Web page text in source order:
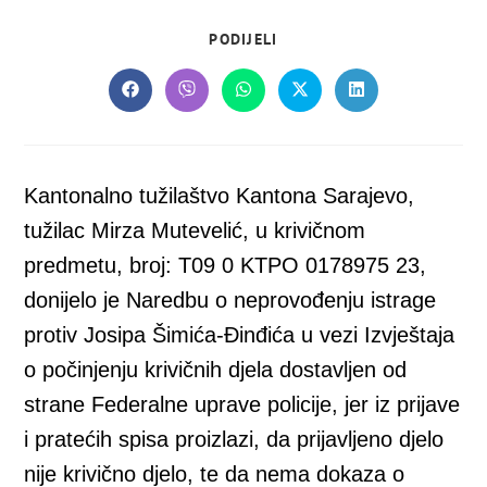
PODIJELI
CONTENT
Opens
in
Opens
in
Opens
in
Opens
in
Opens
in
Kantonalno tužilaštvo Kantona Sarajevo,
tužilac Mirza Mutevelić, u krivičnom
predmetu, broj: T09 0 KTPO 0178975 23,
donijelo je Naredbu o neprovođenju istrage
protiv Josipa Šimića-Đinđića u vezi Izvještaja
o počinjenju krivičnih djela dostavljen od
strane Federalne uprave policije, jer iz prijave
i pratećih spisa proizlazi, da prijavljeno djelo
nije krivično djelo, te da nema dokaza o